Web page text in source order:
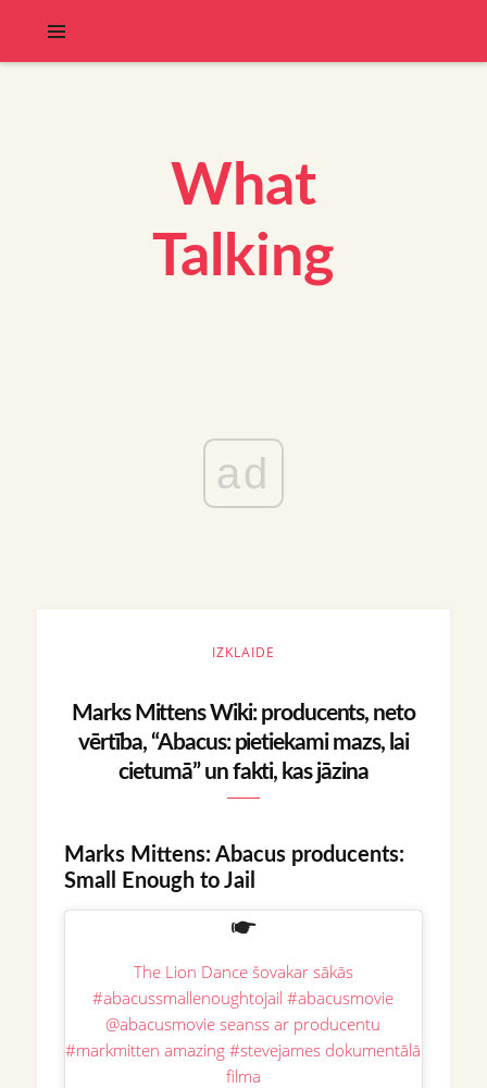
What
Talking
ad
IZKLAIDE
Marks Mittens Wiki: producents, neto
vērtība, “Abacus: pietiekami mazs, lai
cietumā” un fakti, kas jāzina
Marks Mittens: Abacus producents:
Small Enough to Jail
The Lion Dance šovakar sākās
#abacussmallenoughtojail #abacusmovie
@abacusmovie seanss ar producentu
#markmitten amazing #stevejames dokumentālā
filma